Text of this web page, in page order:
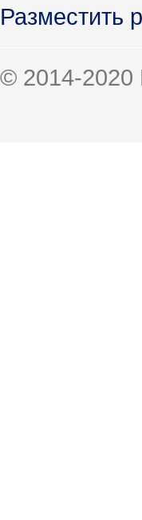
Разместить
© 2014-2020